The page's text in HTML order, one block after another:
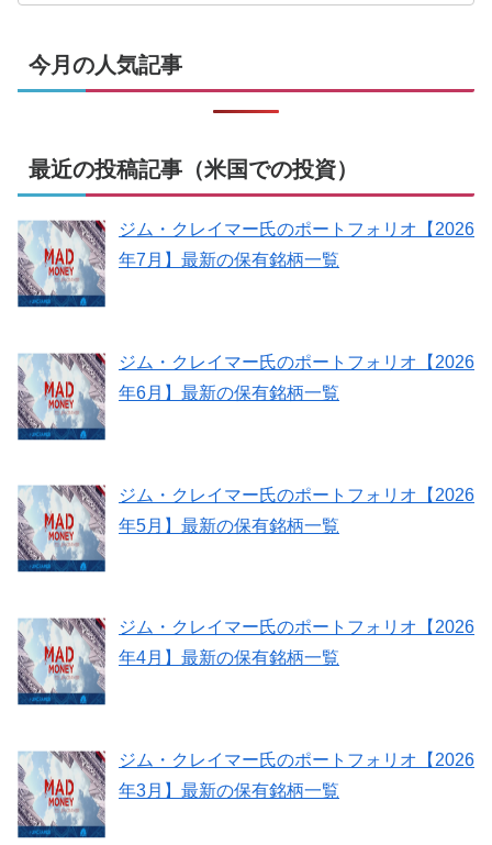
今月の人気記事
最近の投稿記事（米国での投資）
ジム・クレイマー氏のポートフォリオ【2026
年7月】最新の保有銘柄一覧
ジム・クレイマー氏のポートフォリオ【2026
年6月】最新の保有銘柄一覧
ジム・クレイマー氏のポートフォリオ【2026
年5月】最新の保有銘柄一覧
ジム・クレイマー氏のポートフォリオ【2026
年4月】最新の保有銘柄一覧
ジム・クレイマー氏のポートフォリオ【2026
年3月】最新の保有銘柄一覧